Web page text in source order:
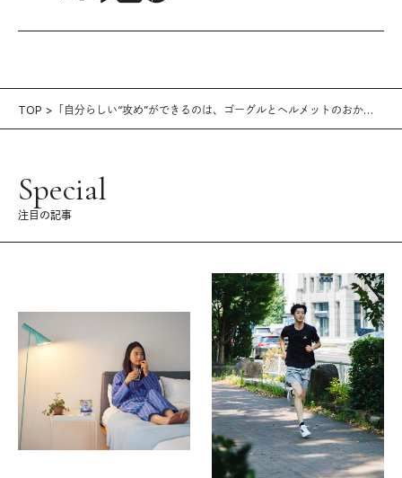
TOP
「自分らしい“攻め”ができるのは、ゴーグルとヘルメットのおか
Special
注目の記事